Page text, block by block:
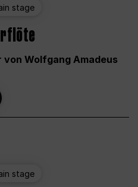
stage
von Wolfgang Amadeus
stage